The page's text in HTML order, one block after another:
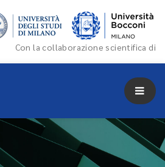
Con la collaborazione scientifica di